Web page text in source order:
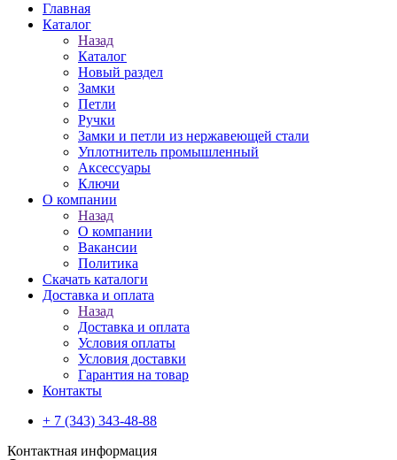
Главная
Каталог
Назад
Каталог
Новый раздел
Замки
Петли
Ручки
Замки и петли из нержавеющей стали
Уплотнитель промышленный
Аксессуары
Ключи
О компании
Назад
О компании
Вакансии
Политика
Скачать каталоги
Доставка и оплата
Назад
Доставка и оплата
Условия оплаты
Условия доставки
Гарантия на товар
Контакты
+ 7 (343) 343-48-88
Контактная информация